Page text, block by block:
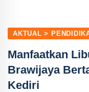
AKTUAL >
Manfaatkan
Brawijaya
Kediri